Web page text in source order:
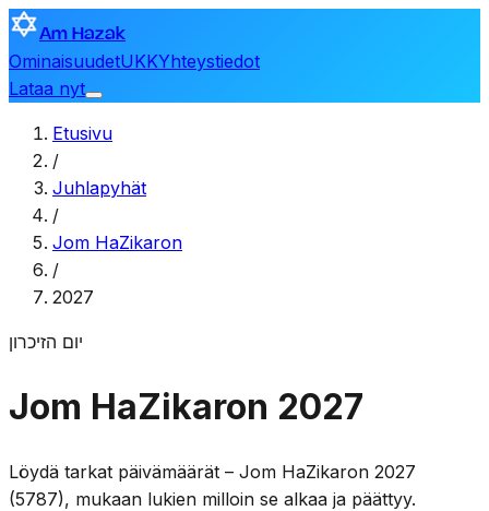
Am Hazak
OminaisuudetUKKYhteystiedot
Lataa nyt
Etusivu
/
Juhlapyhät
/
Jom HaZikaron
/
2027
יום הזיכרון
Jom HaZikaron 2027
Löydä tarkat päivämäärät – Jom HaZikaron 2027
(5787), mukaan lukien milloin se alkaa ja päättyy.